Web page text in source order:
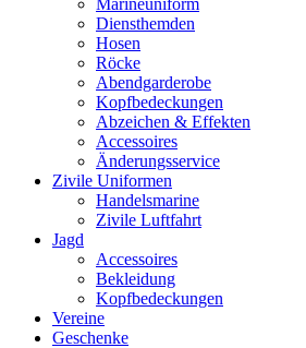
Marineuniform
Diensthemden
Hosen
Röcke
Abendgarderobe
Kopfbedeckungen
Abzeichen & Effekten
Accessoires
Änderungsservice
Zivile Uniformen
Handelsmarine
Zivile Luftfahrt
Jagd
Accessoires
Bekleidung
Kopfbedeckungen
Vereine
Geschenke